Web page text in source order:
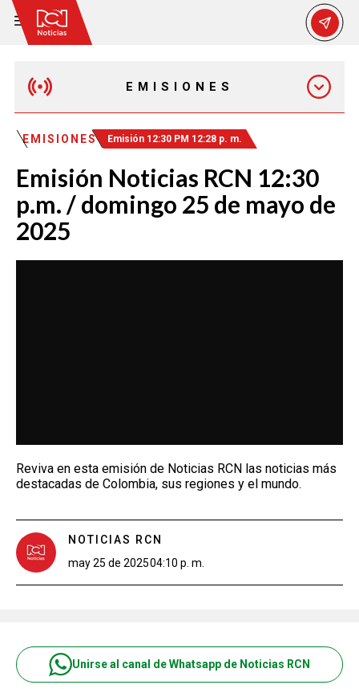
EMISIONES
EMISIÓN 12:30 PM
EMISIÓN 7:00 PM
EMISIONES Emisión 12:30 PM 12:28 p. m.
Emisión Noticias RCN 12:30
p.m. / domingo 25 de mayo de
2025
Reviva en esta emisión de Noticias RCN las noticias más
destacadas de Colombia, sus regiones y el mundo.
NOTICIAS RCN
may 25 de 202504:10 p. m.
Unirse al canal de Whatsapp de Noticias RCN